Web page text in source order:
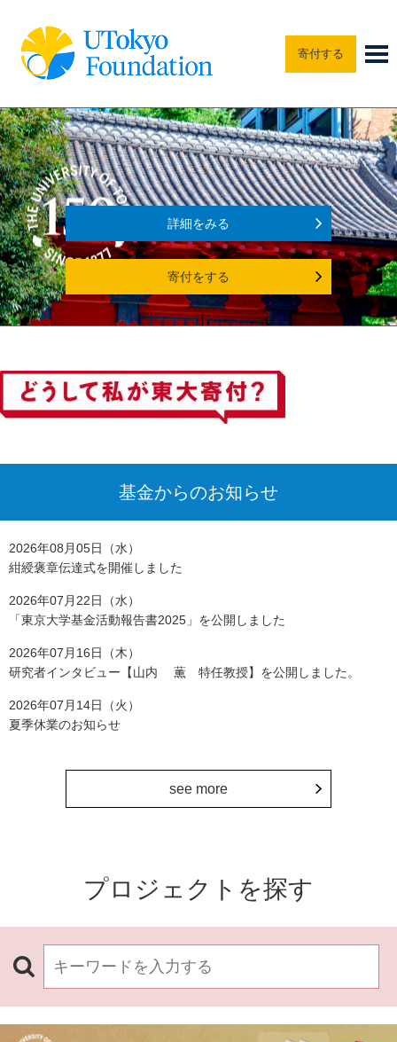
寄付する
詳細をみる
寄付をする
基金からのお知らせ
2026年08月05日（水）
紺綬褒章伝達式を開催しました
2026年07月22日（水）
「東京大学基金活動報告書2025」を公開しました
2026年07月16日（木）
研究者インタビュー【山内 薫 特任教授】を公開しました。
2026年07月14日（火）
夏季休業のお知らせ
see more
プロジェクトを探す